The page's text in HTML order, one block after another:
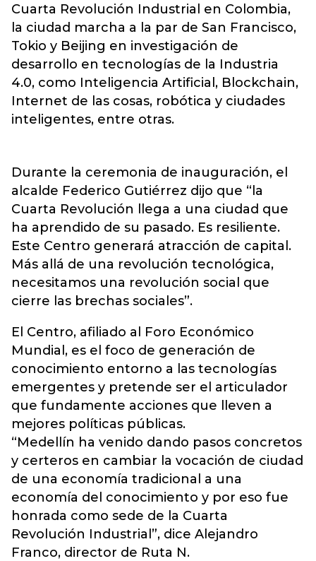
Cuarta Revolución Industrial en Colombia,
la ciudad marcha a la par de San Francisco,
Tokio y Beijing en investigación de
desarrollo en tecnologías de la Industria
4.0, como Inteligencia Artificial, Blockchain,
Internet de las cosas, robótica y ciudades
inteligentes, entre otras.
Durante la ceremonia de inauguración, el
alcalde Federico Gutiérrez dijo que “la
Cuarta Revolución llega a una ciudad que
ha aprendido de su pasado. Es resiliente.
Este Centro generará atracción de capital.
Más allá de una revolución tecnológica,
necesitamos una revolución social que
cierre las brechas sociales”.
El Centro, afiliado al Foro Económico
Mundial, es el foco de generación de
conocimiento entorno a las tecnologías
emergentes y pretende ser el articulador
que fundamente acciones que lleven a
mejores políticas públicas.
“Medellín ha venido dando pasos concretos
y certeros en cambiar la vocación de ciudad
de una economía tradicional a una
economía del conocimiento y por eso fue
honrada como sede de la Cuarta
Revolución Industrial”, dice Alejandro
Franco, director de Ruta N.